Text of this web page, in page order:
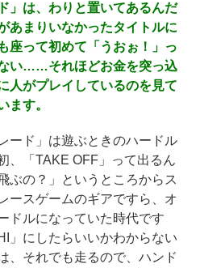
は、わりと置いてあるんだ
あまりいなかったタイトルに
座って初めて「うおぉ！」っ
い……それほどお金を突っ込
人がプレイしているのを見て
ます。
ード」は遊ぶときのハードル
、「TAKE OFF」って出るん
ぶの？」というところからス
ースゲームのギアですら、オ
ドルになっていた時代です
」にしたらいいかわからない
、それでも走るので、ハンド